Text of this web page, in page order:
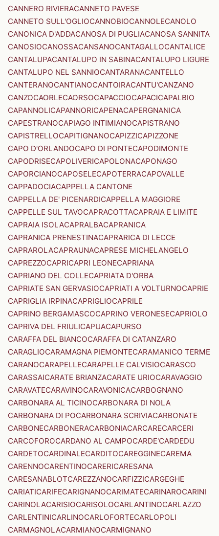
CANNERO RIVIERACANNETO PAVESE
CANNETO SULL'OGLIOCANNOBIOCANNOLECANOLO
CANONICA D'ADDACANOSA DI PUGLIACANOSA SANNITA
CANOSIOCANOSSACANSANOCANTAGALLOCANTALICE
CANTALUPACANTALUPO IN SABINACANTALUPO LIGURE
CANTALUPO NEL SANNIOCANTARANACANTELLO
CANTERANOCANTIANOCANTOIRACANTU'CANZANO
CANZOCAORLECAORSOCAPACCIOCAPACICAPALBIO
CAPANNOLICAPANNORICAPENACAPERGNANICA
CAPESTRANOCAPIAGO INTIMIANOCAPISTRANO
CAPISTRELLOCAPITIGNANOCAPIZZICAPIZZONE
CAPO D'ORLANDOCAPO DI PONTECAPODIMONTE
CAPODRISECAPOLIVERICAPOLONACAPONAGO
CAPORCIANOCAPOSELECAPOTERRACAPOVALLE
CAPPADOCIACAPPELLA CANTONE
CAPPELLA DE' PICENARDICAPPELLA MAGGIORE
CAPPELLE SUL TAVOCAPRACOTTACAPRAIA E LIMITE
CAPRAIA ISOLACAPRALBACAPRANICA
CAPRANICA PRENESTINACAPRARICA DI LECCE
CAPRAROLACAPRAUNACAPRESE MICHELANGELO
CAPREZZOCAPRICAPRI LEONECAPRIANA
CAPRIANO DEL COLLECAPRIATA D'ORBA
CAPRIATE SAN GERVASIOCAPRIATI A VOLTURNOCAPRIE
CAPRIGLIA IRPINACAPRIGLIOCAPRILE
CAPRINO BERGAMASCOCAPRINO VERONESECAPRIOLO
CAPRIVA DEL FRIULICAPUACAPURSO
CARAFFA DEL BIANCOCARAFFA DI CATANZARO
CARAGLIOCARAMAGNA PIEMONTECARAMANICO TERME
CARANOCARAPELLECARAPELLE CALVISIOCARASCO
CARASSAICARATE BRIANZACARATE URIOCARAVAGGIO
CARAVATECARAVINOCARAVONICACARBOGNANO
CARBONARA AL TICINOCARBONARA DI NOLA
CARBONARA DI POCARBONARA SCRIVIACARBONATE
CARBONECARBONERACARBONIACARCARECARCERI
CARCOFOROCARDANO AL CAMPOCARDE'CARDEDU
CARDETOCARDINALECARDITOCAREGGINECAREMA
CARENNOCARENTINOCARERICARESANA
CARESANABLOTCAREZZANOCARFIZZICARGEGHE
CARIATICARIFECARIGNANOCARIMATECARINAROCARINI
CARINOLACARISIOCARISOLOCARLANTINOCARLAZZO
CARLENTINICARLINOCARLOFORTECARLOPOLI
CARMAGNOLACARMIANOCARMIGNANO